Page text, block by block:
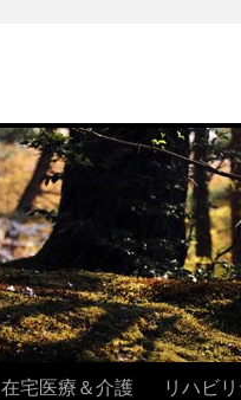
在宅医療＆介護
リハビ